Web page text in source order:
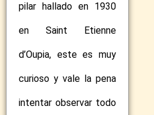
pilar hallado en 1930
en Saint Etienne
d’Oupia, este es muy
curioso y vale la pena
intentar observar todo